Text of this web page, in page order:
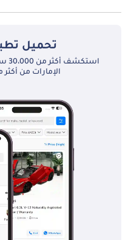
نعم توفر كيا سبورتيج 1.6T-GDI EX (AWD) فتحة السقف كخيار.
تحميل
الإمارات من أكثر من 350 وكيل